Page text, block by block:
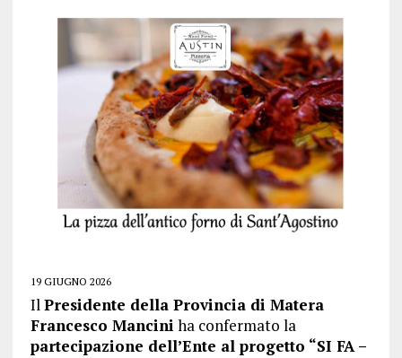
19 GIUGNO 2026
IlPresidente della Provincia di Matera
Francesco Mancini ha confermato la
partecipazione dell’Ente al progetto “SI FA –